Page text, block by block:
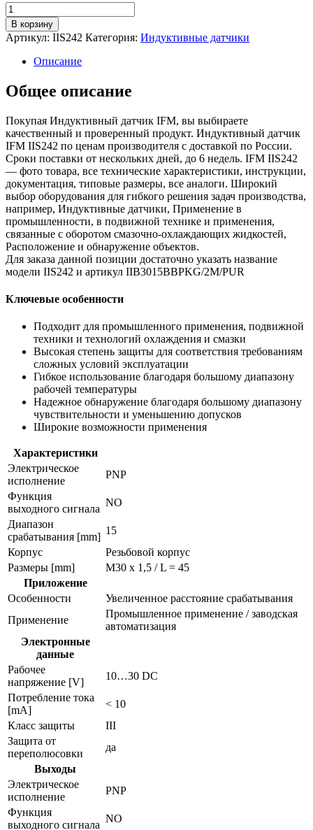
Количество
товара
Индуктивный
датчик
iis242
В корзину
Артикул: IIS242 Категория: Индуктивные датчики
Описание
Общее описание
Покупая Индуктивный датчик IFM, вы выбираете
качественный и проверенный продукт. Индуктивный датчик
IFM IIS242 по ценам производителя с доставкой по России.
Сроки поставки от нескольких дней, до 6 недель. IFM IIS242
— фото товара, все технические характеристики, инструкции,
документация, типовые размеры, все аналоги. Широкий
выбор оборудования для гибкого решения задач производства,
например, Индуктивные датчики, Применение в
промышленности, в подвижной технике и применения,
связанные с оборотом смазочно-охлаждающих жидкостей,
Расположение и обнаружение объектов.
Для заказа данной позиции достаточно указать название
модели IIS242 и артикул IIB3015BBPKG/2M/PUR
Ключевые особенности
Подходит для промышленного применения, подвижной
техники и технологий охлаждения и смазки
Высокая степень защиты для соответствия требованиям
сложных условий эксплуатации
Гибкое использование благодаря большому диапазону
рабочей температуры
Надежное обнаружение благодаря большому диапазону
чувствительности и уменьшению допусков
Широкие возможности применения
Характеристики
Электрическое
исполнение
PNP
Функция
выходного сигнала
NO
Диапазон
срабатывания [mm]
15
Корпус
Резьбовой корпус
Размеры [mm]
M30 x 1,5 / L = 45
Приложение
Особенности
Увеличенное расстояние срабатывания
Применение
Промышленное применение / заводская
автоматизация
Электронные
данные
Рабочее
напряжение [V]
10…30 DC
Потребление тока
[mA]
< 10
Класс защиты
III
Защита от
переполюсовки
да
Выходы
Электрическое
исполнение
PNP
Функция
выходного сигнала
NO